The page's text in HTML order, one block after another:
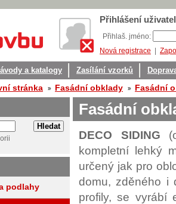
Fasádní
DECO SIDING
kompletní lehký
určený jak pro
domu, zděného i
profily, se vyrábí
podlahy
stránka Fasádní obklady Fasádní
a katalogy Zasílání vzorků
Přihlášení
Přihlaš. jméno:
Nová registrace